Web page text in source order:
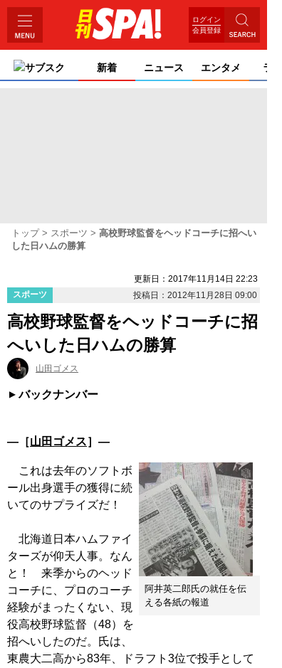
ログイン
会員登録
サブスク 新着 ニュース エンタメ ライ
トップ スポーツ
高校野球監督をヘッドコーチに招へい
した日ハムの勝算
更新日：2017年11月14日 22:23
スポーツ
投稿日：2012年11月28日 09:00
高校野球監督をヘッドコーチに招
へいした日ハムの勝算
山田ゴメス
バックナンバー
―［山田ゴメス］―
阿井英二郎氏の就任を伝
える各紙の報道
これは去年のソフトボ
ール出身選手の獲得に続
いてのサプライズだ！
北海道日本ハムファイ
ターズが仰天人事。なん
と！ 来季からのヘッド
コーチに、プロのコーチ
経験がまったくない、現
役高校野球監督（48）を
招へいしたのだ。氏は、
東農大二高から83年、ドラフト3位で投手として